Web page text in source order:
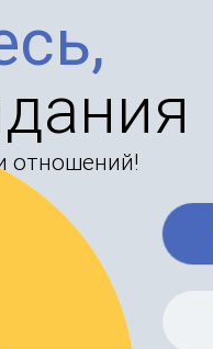
отношений!